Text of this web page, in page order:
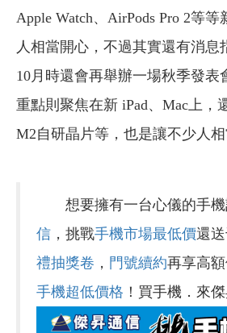
Apple Watch、AirPods Pro 2等
人相當開心，不過其實還有消息
10月時還會再舉辦一場秋季發表
重點則聚焦在新 iPad、Mac上，
M2自研晶片等，也是讓不少人相
想要擁有一台心儀的手機
信 ，挑戰手機市場最低價還
禮抽獎卷 ， 門號續約再享高
手機超低價格 ！買手機．來